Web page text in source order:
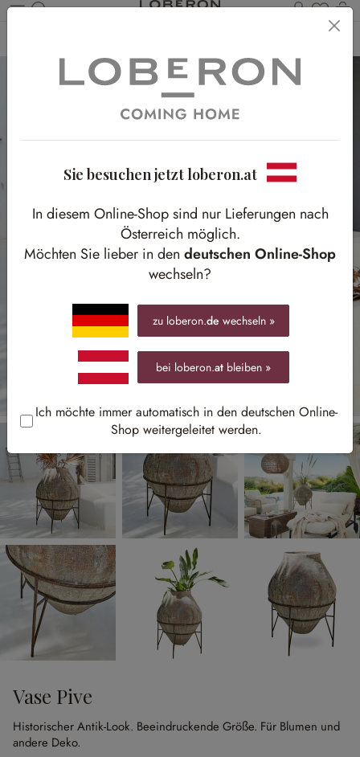
Du
Vase Pive
Historischer Antik-Look. Beeindruckende Größe. Für Blumen und
andere Deko.
Sie besuchen jetzt loberon.at
In diesem Online-Shop sind nur Lieferungen nach
Österreich möglich.
Möchten Sie lieber in den deutschen Online-Shop
wechseln?
zu loberon.de wechseln »
bei loberon.at bleiben »
Ich möchte immer automatisch in den deutschen Online-
Shop weitergeleitet werden.